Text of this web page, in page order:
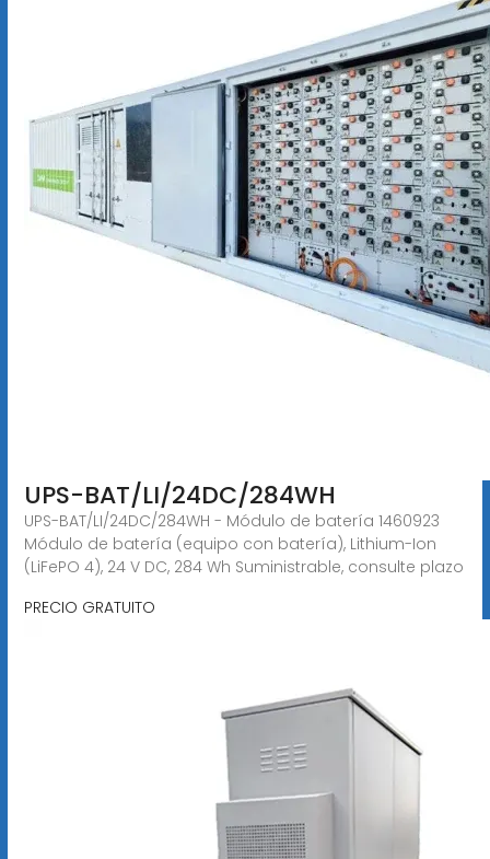
UPS-BAT/LI/24DC/284WH
UPS-BAT/LI/24DC/284WH - Módulo de batería 1460923
Módulo de batería (equipo con batería), Lithium-Ion
(LiFePO 4), 24 V DC, 284 Wh Suministrable, consulte plazo
PRECIO GRATUITO